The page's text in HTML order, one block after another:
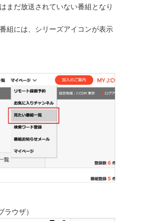
まだ放送されていない番組となり
組には、シリーズアイコンが表示
ラウザ）